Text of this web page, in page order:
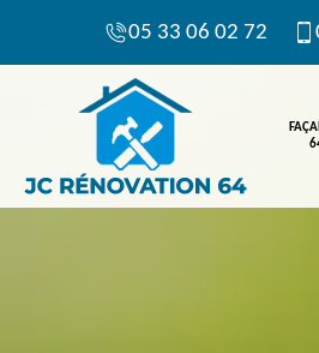
05 33 06 02 72